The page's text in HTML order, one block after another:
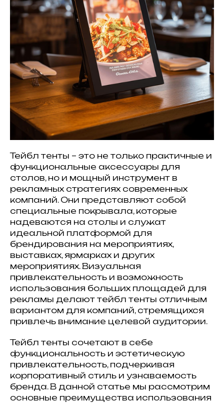
Тейбл тенты – это не только практичные и
функциональные аксессуары для
столов, но и мощный инструмент в
рекламных стратегиях современных
компаний. Они представляют собой
специальные покрывала, которые
надеваются на столы и служат
идеальной платформой для
брендирования на мероприятиях,
выставках, ярмарках и других
мероприятиях. Визуальная
привлекательность и возможность
использования больших площадей для
рекламы делают тейбл тенты отличным
вариантом для компаний, стремящихся
привлечь внимание целевой аудитории.
Тейбл тенты сочетают в себе
функциональность и эстетическую
привлекательность, подчеркивая
корпоративный стиль и узнаваемость
бренда. В данной статье мы рассмотрим
основные преимущества использования